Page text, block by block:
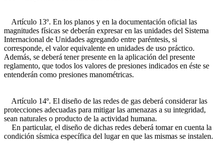
Artículo 13º. En los planos y en la documentación oficial las
magnitudes físicas se deberán expresar en las unidades del Sistema
Internacional de Unidades agregando entre paréntesis, si
corresponde, el valor equivalente en unidades de uso práctico.
Además, se deberá tener presente en la aplicación del presente
reglamento, que todos los valores de presiones indicados en éste se
entenderán como presiones manométricas.
Artículo 14º. El diseño de las redes de gas deberá considerar las
protecciones adecuadas para mitigar las amenazas a su integridad,
sean naturales o producto de la actividad humana.
En particular, el diseño de dichas redes deberá tomar en cuenta la
condición sísmica específica del lugar en que las mismas se instalen.